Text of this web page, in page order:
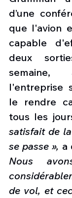
d’une
que l'avion
capable
deux
semaine,
l'entreprise
le rendre
tous les
satisfait de
se passe », a
Nous
de vol, et